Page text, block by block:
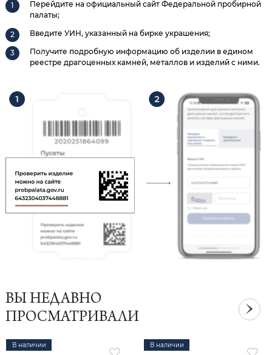
Перейдите на официальный сайт Федеральной пробирной
палаты;
Введите УИН, указанный на бирке украшения;
Получите подробную информацию об изделии в едином
реестре драгоценных камней, металлов и изделий с ними.
ВЫ НЕДАВНО
ПРОСМАТРИВАЛИ
В наличии В наличии